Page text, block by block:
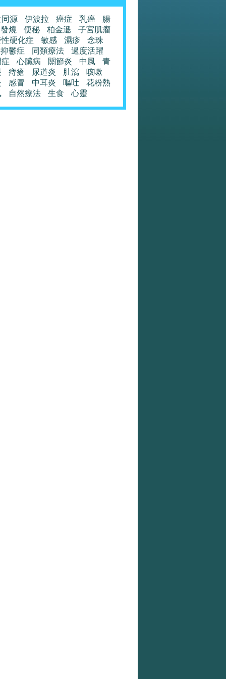
源 伊波拉 癌症 乳癌
腸
發燒
便秘 柏金遜
子宮肌瘤
硬化症
敏感 濕疹
念珠
抑鬱症
同類療法
過度活躍
心臟病 關節炎 中風
青
痔瘡 尿道炎 肚瀉
咳嗽
感冒 中耳炎 嘔吐
花粉熱
自然療法 生食 心靈